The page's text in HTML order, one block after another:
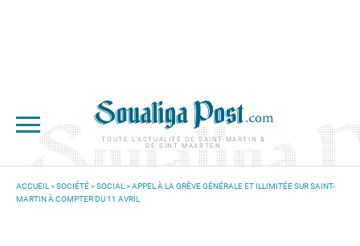
TOUTE L'ACTUALITÉ DE SAINT-MARTIN &
DE SINT MAARTEN
VOUS ÊTES ICI
ACCUEIL >SOCIÉTÉ>SOCIAL > APPEL À LA GRÈVE GÉNÉRALE ET ILLIMITÉE SUR SAINT-
MARTIN À COMPTER DU 11 AVRIL